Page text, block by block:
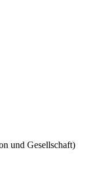
und Gesellschaft)